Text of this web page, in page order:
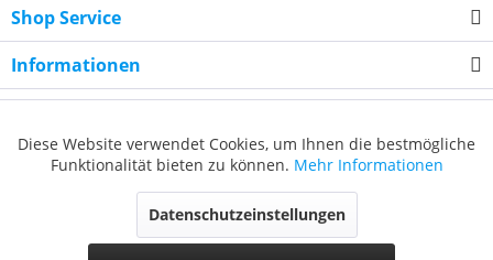
Shop Service
Informationen
* Alle Preise inkl. gesetzl. Mehrwertsteuer zzgl.Versandkosten, wenn nicht
anders beschrieben
Cookie-Einstellungen Über uns Kontakt
Diese Website verwendet Cookies, um Ihnen die bestmögliche
Funktionalität bieten zu können. Mehr Informationen
Datenschutzeinstellungen